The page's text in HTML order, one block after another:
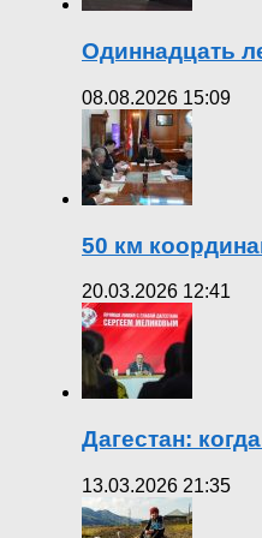
Одиннадцать
08.08.2026 15:09
50 км
20.03.2026 12:41
Дагестан:
13.03.2026 21:35